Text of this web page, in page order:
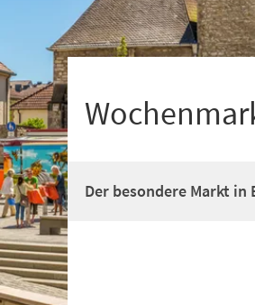
Der besondere Markt in